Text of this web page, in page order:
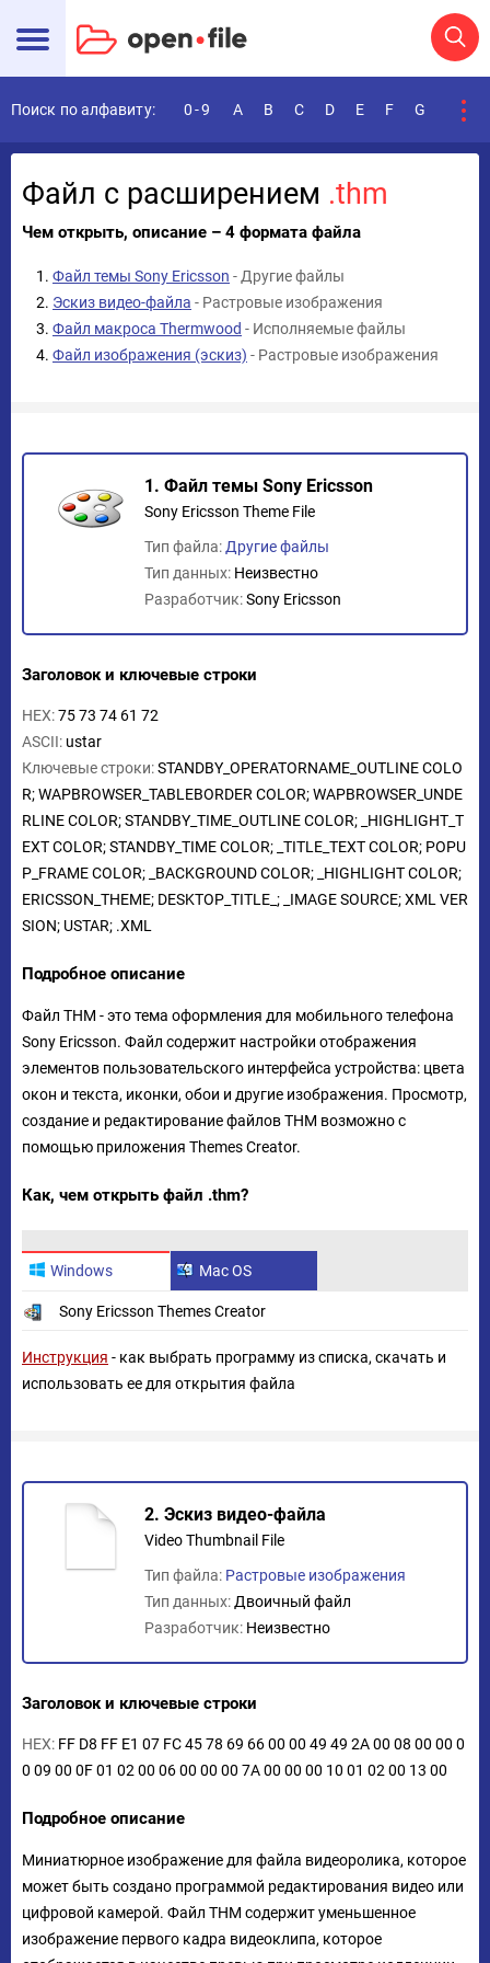
Поиск по алфавиту: 0-9 A B C D E F G
Файл с расширением .thm
Чем открыть, описание – 4 формата файла
Файл темы Sony Ericsson - Другие файлы
Эскиз видео-файла - Растровые изображения
Файл макроса Thermwood - Исполняемые файлы
Файл изображения (эскиз) - Растровые изображения
1. Файл темы Sony Ericsson
Sony Ericsson Theme File
Тип файла: Другие файлы
Тип данных: Неизвестно
Разработчик:Sony Ericsson
Заголовок и ключевые строки
HEX:75 73 74 61 72
ASCII: ustar
Ключевые строки:STANDBY_OPERATORNAME_OUTLINE COLO
R; WAPBROWSER_TABLEBORDER COLOR; WAPBROWSER_UNDE
RLINE COLOR; STANDBY_TIME_OUTLINE COLOR; _HIGHLIGHT_T
EXT COLOR; STANDBY_TIME COLOR; _TITLE_TEXT COLOR; POPU
P_FRAME COLOR; _BACKGROUND COLOR; _HIGHLIGHT COLOR;
ERICSSON_THEME; DESKTOP_TITLE_; _IMAGE SOURCE; XML VER
SION; USTAR; .XML
Подробное описание
Файл THM - это тема оформления для мобильного телефона
Sony Ericsson. Файл содержит настройки отображения
элементов пользовательского интерфейса устройства: цвета
окон и текста, иконки, обои и другие изображения. Просмотр,
создание и редактирование файлов THM возможно с
помощью приложения Themes Creator.
Как, чем открыть файл .thm?
Windows Mac OS
Sony Ericsson Themes Creator
Инструкция - как выбрать программу из списка, скачать и
использовать ее для открытия файла
2. Эскиз видео-файла
Video Thumbnail File
Тип файла: Растровые изображения
Тип данных: Двоичный файл
Разработчик: Неизвестно
Заголовок и ключевые строки
HEX: FF D8 FF E1 07 FC 45 78 69 66 00 00 49 49 2A 00 08 00 00 0
0 09 00 0F 01 02 00 06 00 00 00 7A 00 00 00 10 01 02 00 13 00
Подробное описание
Миниатюрное изображение для файла видеоролика, которое
может быть создано программой редактирования видео или
цифровой камерой. Файл THM содержит уменьшенное
изображение первого кадра видеоклипа, которое